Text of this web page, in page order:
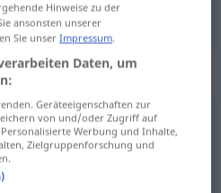
"unhöflich"
unartig,anmaßend,
Hinweise zu der
ansonsten unserer
Sie unserImpressum.
Daten, um
Geräteeigenschaften zur
von und/oder Zugriff auf
Werbung und Inhalte,
Zielgruppenforschung und